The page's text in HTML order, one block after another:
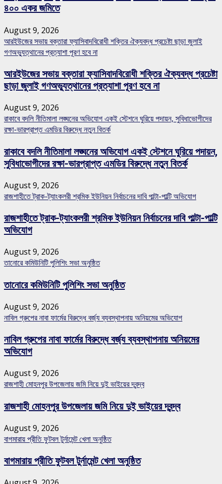
৪০০ একর জমিতে
August 9, 2026
আরইউজের সভায় বক্তারা ফ্যাসিবাদবিরোধী শক্তির ঐক্যবদ্ধ প্রচেষ্টা ছাড়া জুলাই
গণঅভ্যুত্থানের প্রত্যাশা পূরণ হবে না
আরইউজের সভায় বক্তারা ফ্যাসিবাদবিরোধী শক্তির ঐক্যবদ্ধ প্রচেষ্টা
ছাড়া জুলাই গণঅভ্যুত্থানের প্রত্যাশা পূরণ হবে না
August 9, 2026
রাকাবে বদলি নীতিমালা লঙ্ঘনের অভিযোগ একই স্টেশনে ঘুরিয়ে পদায়ন, সুবিধাভোগীদের
রক্ষা-ভারপ্রাপ্ত এমডির বিরুদ্ধে নতুন বিতর্ক
রাকাবে বদলি নীতিমালা লঙ্ঘনের অভিযোগ একই স্টেশনে ঘুরিয়ে পদায়ন,
সুবিধাভোগীদের রক্ষা-ভারপ্রাপ্ত এমডির বিরুদ্ধে নতুন বিতর্ক
August 9, 2026
রাজশাহীতে ট্রাক-ট্যাংকলরী শ্রমিক ইউনিয়ন নির্বাচনের দাবি পাল্টা-পাল্টি অভিযোগ
রাজশাহীতে ট্রাক-ট্যাংকলরী শ্রমিক ইউনিয়ন নির্বাচনের দাবি পাল্টা-পাল্টি
অভিযোগ
August 9, 2026
তানোরে কমিউনিটি পুলিশিং সভা অনুষ্ঠিত
তানোরে কমিউনিটি পুলিশিং সভা অনুষ্ঠিত
August 9, 2026
নাবিল গ্রুপের নাবা ফার্মের বিরুদ্ধে বর্জ্য ব্যবস্থাপনায় অনিয়মের অভিযোগ
নাবিল গ্রুপের নাবা ফার্মের বিরুদ্ধে বর্জ্য ব্যবস্থাপনায় অনিয়মের
অভিযোগ
August 9, 2026
রাজশাহী মোহনপুর উপজেলায় জমি নিয়ে দুই ভাইয়ের দ্বন্দ্ব
রাজশাহী মোহনপুর উপজেলায় জমি নিয়ে দুই ভাইয়ের দ্বন্দ্ব
August 9, 2026
বাগমারায় প্রীতি ফুটবল টুর্নামেন্ট খেলা অনুষ্ঠিত
বাগমারায় প্রীতি ফুটবল টুর্নামেন্ট খেলা অনুষ্ঠিত